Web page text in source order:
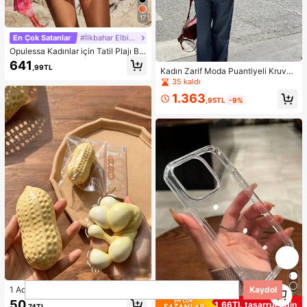
17
En Çok Satanlar #İlkbahar Elbisesi
Opulessa Kadınlar için Tatil Plajı Ba
tik Desenli Fırfırlı Kenarlı Örtü
641 ,99TL
1 Adet Fıstık Şeklinde Sıkıştırılabilir
Stres Oyuncağı, Ofis Rahatlaması v
Kadın Zarif Moda Puantiyeli Kruvaz
e Uzun Kollu Tatil Ceketi
35 kaldı
1.363 ,95TL -9%
1,66TL tasarruf edin
1
1
Kaydol